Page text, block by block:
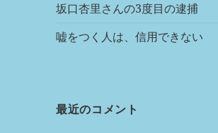
坂口杏里さんの3度目の逮捕
嘘をつく人は、信用できない
最近のコメント